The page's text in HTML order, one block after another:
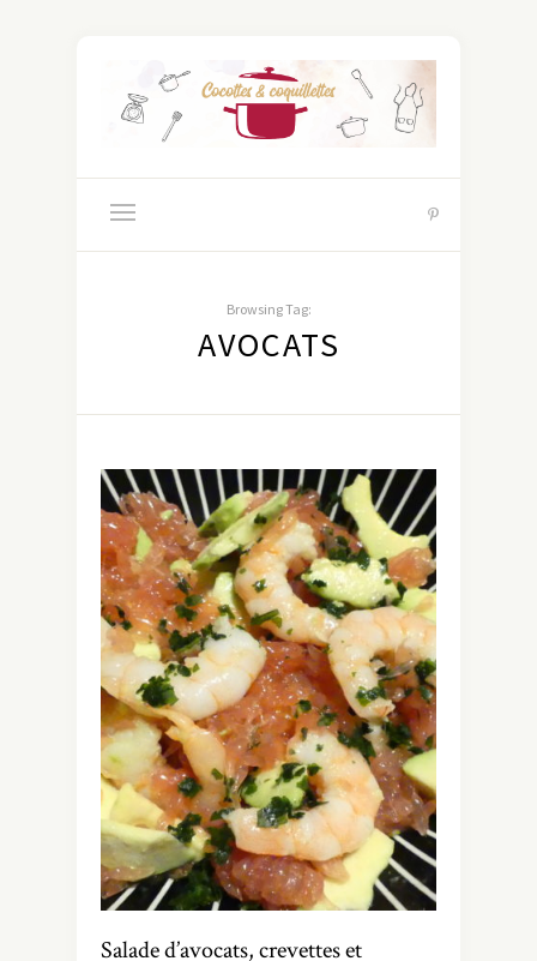
Browsing Tag:
AVOCATS
Salade d’avocats, crevettes et